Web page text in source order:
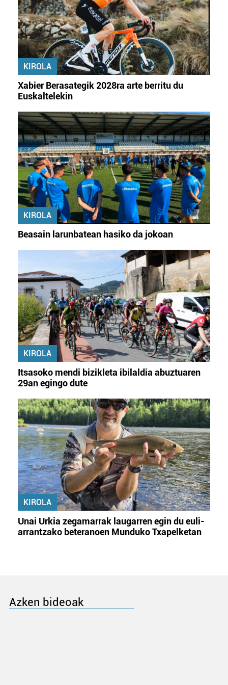
KIROLA
Xabier Berasategik 2028ra arte berritu du
Euskaltelekin
KIROLA
Beasain larunbatean hasiko da jokoan
KIROLA
Itsasoko mendi bizikleta ibilaldia abuztuaren
29an egingo dute
KIROLA
Unai Urkia zegamarrak laugarren egin du euli-
arrantzako beteranoen Munduko Txapelketan
Azken bideoak